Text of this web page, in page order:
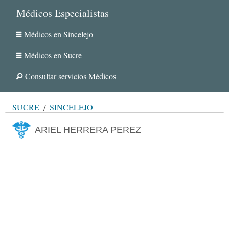
Médicos Especialistas
Médicos en Sincelejo
Médicos en Sucre
Consultar servicios Médicos
SUCRE SINCELEJO
ARIEL HERRERA PEREZ